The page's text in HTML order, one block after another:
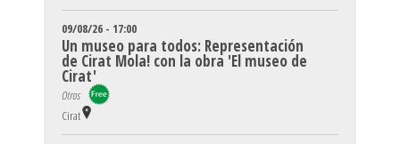
09/08/26 - 17:00
Un museo para todos: Representación
de Cirat Mola! con la obra 'El museo de
Cirat'
Otros
Cirat